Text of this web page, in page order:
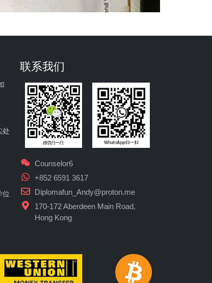
处
位
联系我们
Counselor6
+852 6591 3617
Diplomafun_Andy@proton.me
170-172 Aberdeen Main Road,
Hong Kong